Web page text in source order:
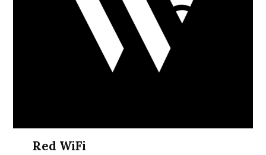
Red WiFi